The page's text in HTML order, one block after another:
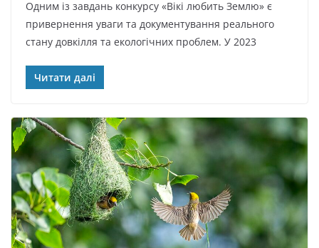
Одним із завдань конкурсу «Вікі любить Землю» є
привернення уваги та документування реального
стану довкілля та екологічних проблем. У 2023
Читати далі